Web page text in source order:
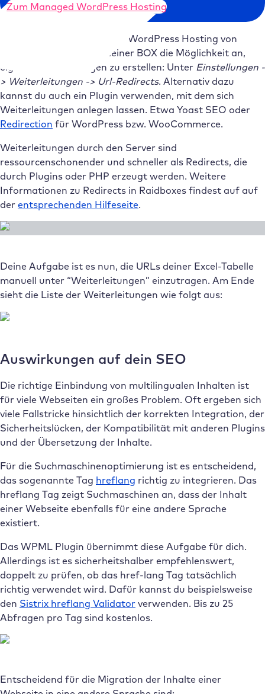
Zum Managed WordPress Hosting
Glücklicherweise bietet das WordPress Hosting von
Raidboxes im Backend deiner BOX die Möglichkeit an,
eigene Weiterleitungen zu erstellen: Unter Einstellungen -
> Weiterleitungen -> Url-Redirects. Alternativ dazu
kannst du auch ein Plugin verwenden, mit dem sich
Weiterleitungen anlegen lassen. Etwa Yoast SEO oder
Redirection für WordPress bzw. WooCommerce.
Weiterleitungen durch den Server sind
ressourcenschonender und schneller als Redirects, die
durch Plugins oder PHP erzeugt werden. Weitere
Informationen zu Redirects in Raidboxes findest auf auf
der entsprechenden Hilfeseite.
Deine Aufgabe ist es nun, die URLs deiner Excel-Tabelle
manuell unter “Weiterleitungen” einzutragen. Am Ende
sieht die Liste der Weiterleitungen wie folgt aus:
Auswirkungen auf dein SEO
Die richtige Einbindung von multilingualen Inhalten ist
für viele Webseiten ein großes Problem. Oft ergeben sich
viele Fallstricke hinsichtlich der korrekten Integration, der
Sicherheitslücken, der Kompatibilität mit anderen Plugins
und der Übersetzung der Inhalte.
Für die Suchmaschinenoptimierung ist es entscheidend,
das sogenannte Tag hreflang richtig zu integrieren. Das
hreflang Tag zeigt Suchmaschinen an, dass der Inhalt
einer Webseite ebenfalls für eine andere Sprache
existiert.
Das WPML Plugin übernimmt diese Aufgabe für dich.
Allerdings ist es sicherheitshalber empfehlenswert,
doppelt zu prüfen, ob das href-lang Tag tatsächlich
richtig verwendet wird. Dafür kannst du beispielsweise
den Sistrix hreflang Validator verwenden. Bis zu 25
Abfragen pro Tag sind kostenlos.
Entscheidend für die Migration der Inhalte einer